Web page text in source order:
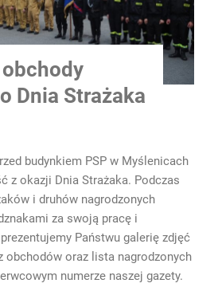
Dnia Strażaka
budynkiem PSP w Myślenicach
z okazji Dnia Strażaka. Podczas
i druhów nagrodzonych
za swoją pracę i
Państwu galerię zdjęć
obchodów oraz lista nagrodzonych
numerze naszej gazety.